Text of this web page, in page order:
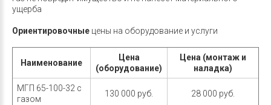
ущерба
Ориентировочные цены на оборудование и услуги
Наименование
Цена
(оборудование)
Цена (монтаж и
наладка)
МГП 65-100-32 с
газом
130 000 руб. 28 000 руб.